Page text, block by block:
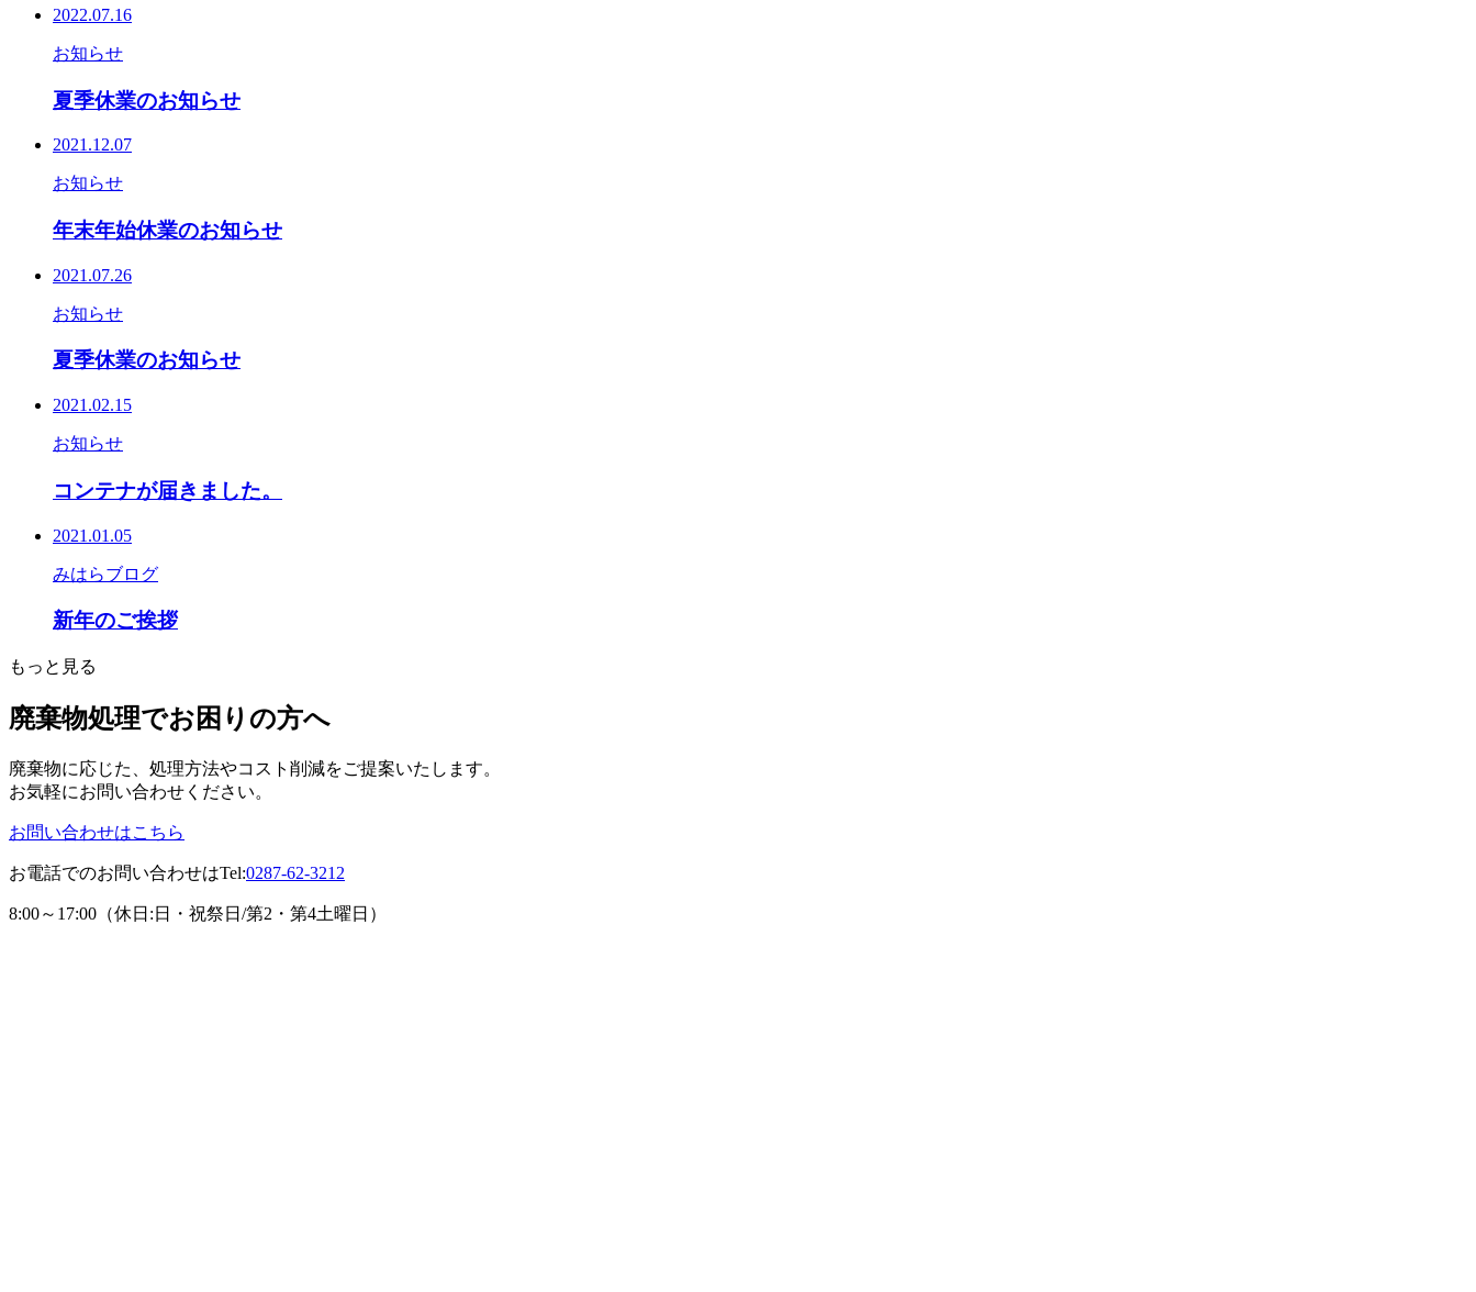
2022.07.16
お知らせ
夏季休業のお知らせ
2021.12.07
お知らせ
年末年始休業のお知らせ
2021.07.26
お知らせ
夏季休業のお知らせ
2021.02.15
お知らせ
コンテナが届きました。
2021.01.05
みはらブログ
新年のご挨拶
もっと見る
廃棄物処理でお困りの方へ
廃棄物に応じた、処理方法やコスト削減をご提案いたします。
お気軽にお問い合わせください。
お問い合わせはこちら
お電話でのお問い合わせはTel:0287-62-3212
8:00～17:00（休日:日・祝祭日/第2・第4土曜日）